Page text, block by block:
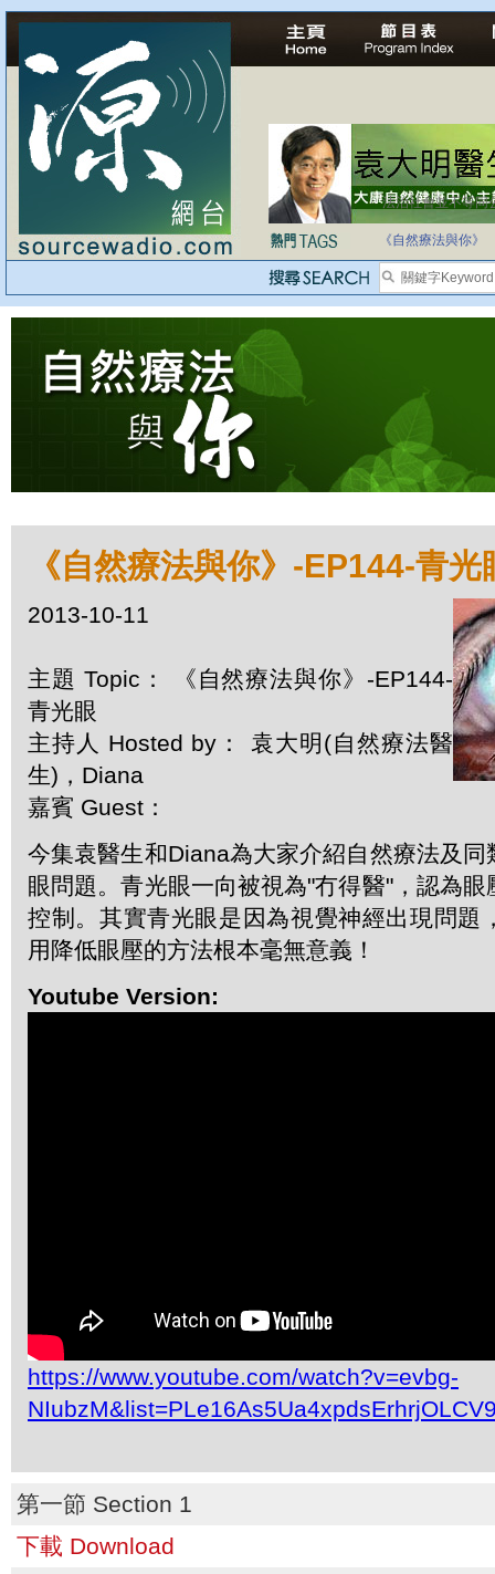
法治社會並不等同
《自然療法與你》
《自然療法與你》-EP144-青光
2013-10-11
主題 Topic： 《自然療法與你》-EP144-
青光眼
主持人 Hosted by： 袁大明(自然療法醫
生)，Diana
嘉賓 Guest：
今集袁醫生和Diana為大家介紹自然療法及
眼問題。青光眼一向被視為"冇得醫"，認為
控制。其實青光眼是因為視覺神經出現問題
用降低眼壓的方法根本毫無意義！
Youtube Version:
https://www.youtube.com/watch?v=evbg-
第一節 Section 1
下載 Download